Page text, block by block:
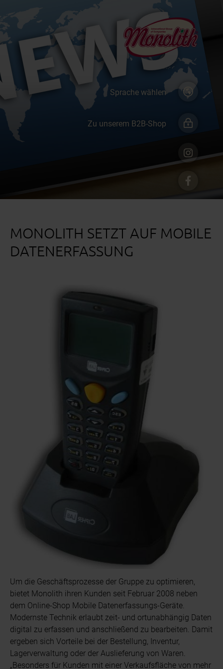
Sprache wählen
Zu unserem B2B-Shop
MONOLITH SETZT AUF MOBILE
DATENERFASSUNG
Um die Geschäftsprozesse der Gruppe zu optimieren,
bietet Monolith ihren Kunden seit Februar 2008 neben
dem Online-Shop Mobile Datenerfassungs-Geräte.
Modernste Technik erlaubt zeit- und ortunabhängig Daten
digital zu erfassen und anschließend zu bearbeiten. Damit
ergeben sich Vorteile bei der Bestellung, Inventur,
Lagerverwaltung oder der Auslieferung von Waren.
„Besonders für Kunden mit einer Verkaufsfläche von mehr